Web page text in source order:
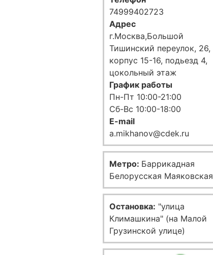
74999402723
Адрес
г.Москва,Большой
Тишинский переулок, 26,
корпус 15-16, подьезд 4,
цокольный этаж
График работы
Пн-Пт 10:00-21:00
Сб-Вс 10:00-18:00
E-mail
a.mikhanov@cdek.ru
Метро: Баррикадная
Белорусская Маяковская
Остановка: "улица
Климашкина" (на Малой
Грузинской улице)